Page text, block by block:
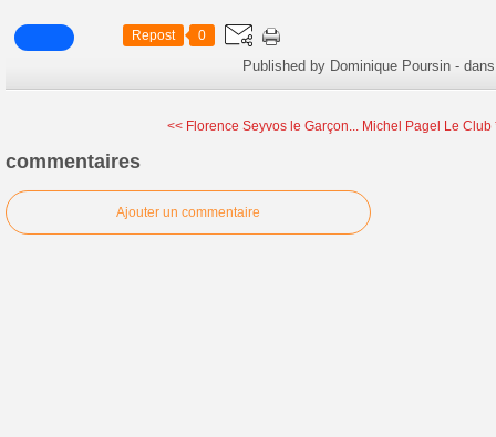
Repost 0
Published by Dominique Poursin -
<< Florence Seyvos le Garçon... Michel Pagel Le Club
commentaires
Ajouter un commentaire